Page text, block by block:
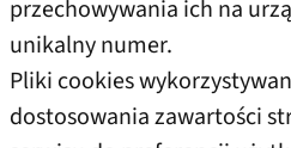
przechowywania ich na
unikalny numer.
Pliki cookies
dostosowania zawartości